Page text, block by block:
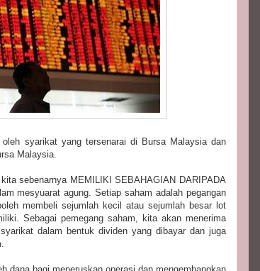
syarikat yang tersenarai di Bursa Malaysia dan
Malaysia.
sebenarnya MEMILIKI SEBAHAGIAN DARIPADA
mesyuarat agung. Setiap saham adalah pegangan
membeli sejumlah kecil atau sejumlah besar lot
Sebagai pemegang saham, kita akan menerima
dalam bentuk dividen yang dibayar dan juga